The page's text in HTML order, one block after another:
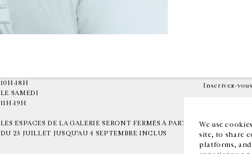
We use
site, to share
platforms,
10H-18H
LE SAMEDI
11H-19H
LES ESPACES DE LA GALERIE SERONT FERMÉS À PARTIR
DU 23 JUILLET JUSQU'AU 4 SEPTEMBRE INCLUS
Inscrivez-